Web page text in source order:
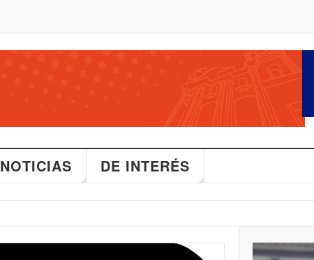
NOTICIAS DE INTERÉS